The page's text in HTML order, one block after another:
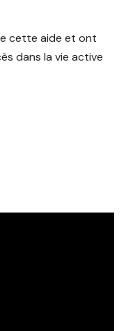
cette aide et ont
dans la vie active